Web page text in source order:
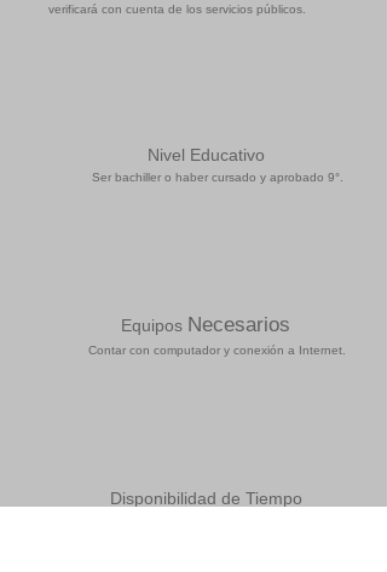
verificará con cuenta de los servicios públicos.
Nivel Educativo
Ser bachiller o haber cursado y aprobado 9°.
Equipos Necesarios
Contar con computador y conexión a Internet.
Disponibilidad de Tiempo